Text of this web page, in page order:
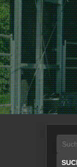
Suchen
nach: